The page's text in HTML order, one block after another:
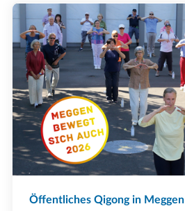
Öffentliches Qigong in Meggen